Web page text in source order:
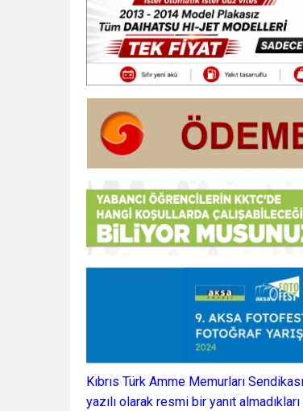
Kıbrıs Türk Amme Memurları
yazılı olarak resmi bir yanıt